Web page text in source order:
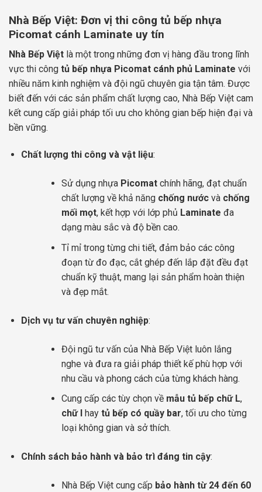
Nhà Bếp Việt: Đơn vị thi công tủ bếp nhựa
Picomat cánh Laminate uy tín
Nhà Bếp Việt là một trong những đơn vị hàng đầu trong lĩnh
vực thi công tủ bếp nhựa Picomat cánh phủ Laminate với
nhiều năm kinh nghiệm và đội ngũ chuyên gia tận tâm. Được
biết đến với các sản phẩm chất lượng cao, Nhà Bếp Việt cam
kết cung cấp giải pháp tối ưu cho không gian bếp hiện đại và
bền vững.
Chất lượng thi công và vật liệu:
Sử dụng nhựa Picomatchính hãng, đạt chuẩn
chất lượng về khả năng chống nướcvà chống
mối mọt, kết hợp với lớp phủ Laminate đa
dạng màu sắc và độ bền cao.
Tỉ mỉ trong từng chi tiết, đảm bảo các công
đoạn từ đo đạc, cắt ghép đến lắp đặt đều đạt
chuẩn kỹ thuật, mang lại sản phẩm hoàn thiện
và đẹp mắt.
Dịch vụ tư vấn chuyên nghiệp:
Đội ngũ tư vấn của Nhà Bếp Việt luôn lắng
nghe và đưa ra giải pháp thiết kế phù hợp với
nhu cầu và phong cách của từng khách hàng.
Cung cấp các tùy chọn về mẫu tủ bếp chữ L,
chữ I
hay tủ bếp có quầy bar, tối ưu cho từng
loại không gian và sở thích.
Chính sách bảo hành và bảo trì đáng tin cậy:
Nhà Bếp Việt cung cấp bảo hành từ 24 đến 60